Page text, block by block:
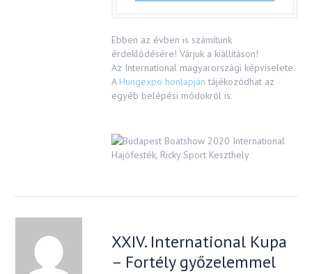
Ebben az évben is számítunk
érdeklődésére! Várjuk a kiállításon!
Az International magyarországi képviselete.
A Hungexpo honlapján tájékozódhat az
egyéb belépési módokról is.
XXIV. International Kupa
– Fortély győzelemmel